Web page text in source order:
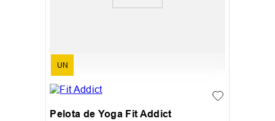
UN
Pelota de Yoga Fit Addict